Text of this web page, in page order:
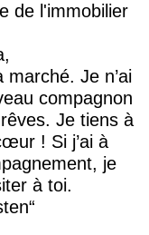
de l'immobilier
Je n’ai
compagnon
Je tiens à
! Si j’ai à
je
à toi.